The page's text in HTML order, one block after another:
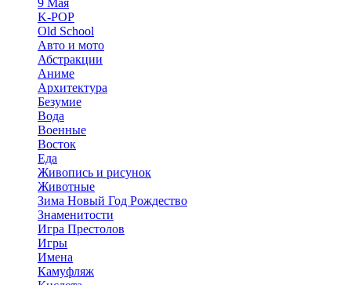
9 Мая
K-POP
Old School
Авто и мото
Абстракции
Аниме
Архитектура
Безумие
Вода
Военные
Восток
Еда
Живопись и рисунок
Животные
Зима Новый Год Рождество
Знаменитости
Игра Престолов
Игры
Имена
Камуфляж